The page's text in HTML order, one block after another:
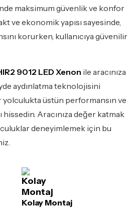
maksimum güvenlik ve konfor
ve ekonomik yapısı sayesinde,
korurken, kullanıcıya güvenilir
9012 LED Xenon ile aracınıza
aydınlatma teknolojisini
yolculukta üstün performansın ve
hissedin. Aracınıza değer katmak
deneyimlemek için bu
Kolay Montaj